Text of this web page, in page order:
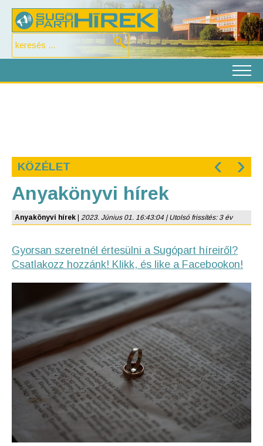
KÖZÉLET ‹ ›
Anyakönyvi hírek
Anyakönyvi hírek 2023. Június 01. 16:43:04 | Utolsó frissítés: 3 év
Gyorsan szeretnél értesülni a Sugópart híreiről?
Csatlakozz hozzánk! Klikk, és like a Facebookon!